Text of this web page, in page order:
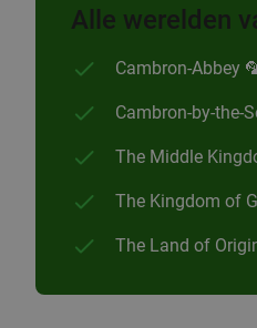
Alle werelden
Cambron-Abbey
Cambron-by-the-
The Middle
The Kingdom of
The Land of